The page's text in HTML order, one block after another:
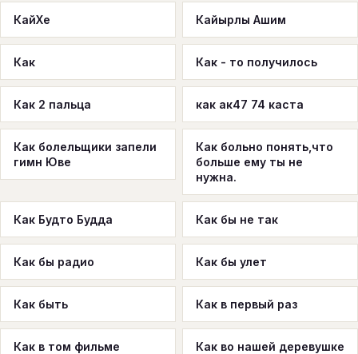
КайХе Кайырлы Ашим
Как Как - то получилось
Как 2 пальца как ак47 74 каста
Как болельщики запели
гимн Юве
Как больно понять,что
больше ему ты не
нужна.
Как Будто Будда Как бы не так
Как бы радио Как бы улет
Как быть Как в первый раз
Как в том фильме
Как во нашей деревушке